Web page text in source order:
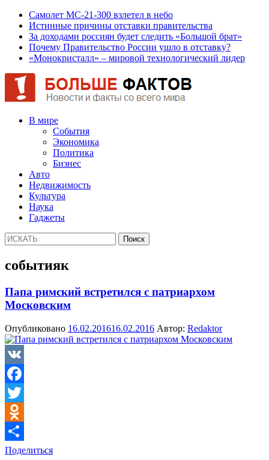
Самолет МС-21-300 взлетел в небо
Истинные причины отставки правительства
За доходами россиян будет следить «Большой брат»
Почему Правительство России ушло в отставку?
«Монокристалл» – мировой технологический лидер
В мире
События
Экономика
Политика
Бизнес
Авто
Недвижимость
Культура
Наука
Гаджеты
событияк
Папа римский встретился с патриархом
Московским
Опубликовано 16.02.201616.02.2016 Автор: Redaktor
VK
Facebook
Twitter
Odnoklassniki
Поделиться